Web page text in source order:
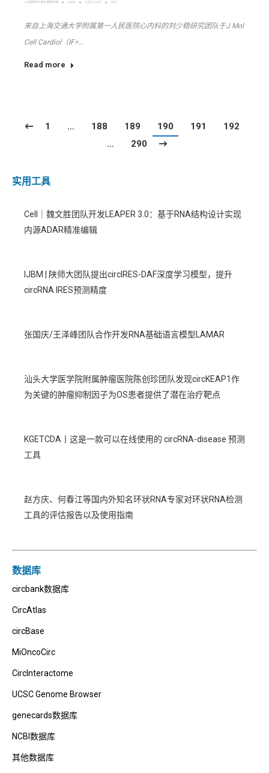
心血管疾病 最新重要进展 admin 七月 3, 2020 评论
来自上海交通大学附属第一人民医院心内科的刘少稳研究团队于J Mol
Cell Cardiol（IF=…
Read more
1 … 188 189 190 191
192
…
290
实用工具
Cell｜魏文胜团队开发LEAPER 3.0：基于RNA结构设计实现
内源ADAR精准编辑
IJBM | 陕师大团队提出circIRES-DAF深度学习模型，提升
circRNA IRES预测精度
张国庆/王泽峰团队合作开发RNA基础语言模型LAMAR
汕头大学医学院附属肿瘤医院陈创珍团队发现circKEAP1作
为关键的肿瘤抑制因子为OS患者提供了潜在治疗靶点
KGETCDA丨这是一款可以在线使用的 circRNA-disease 预测
工具
赵方庆、何春江等国内外知名环状RNA专家对环状RNA检测
工具的评估报告以及使用指南
数据库
circbank数据库
CircAtlas
circBase
MiOncoCirc
CircInteractome
UCSC Genome Browser
genecards数据库
NCBI数据库
其他数据库